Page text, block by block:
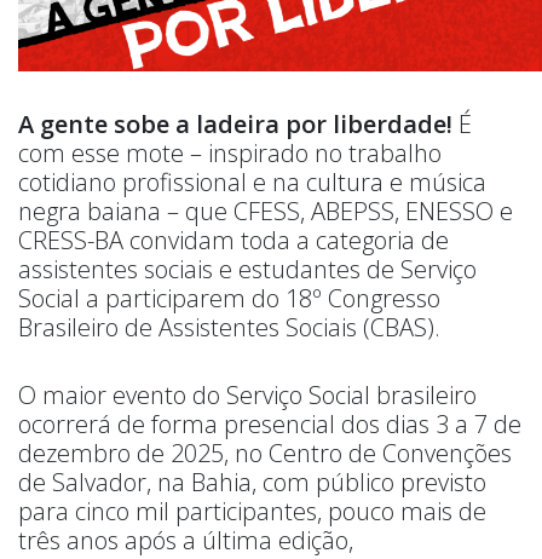
A gente sobe a ladeira por liberdade! É
com esse mote – inspirado no trabalho
cotidiano profissional e na cultura e música
negra baiana – que CFESS, ABEPSS, ENESSO e
CRESS-BA convidam toda a categoria de
assistentes sociais e estudantes de Serviço
Social a participarem do 18º Congresso
Brasileiro de Assistentes Sociais (CBAS).
O maior evento do Serviço Social brasileiro
ocorrerá de forma presencial dos dias 3 a 7 de
dezembro de 2025, no Centro de Convenções
de Salvador, na Bahia, com público previsto
para cinco mil participantes, pouco mais de
três anos após a última edição,